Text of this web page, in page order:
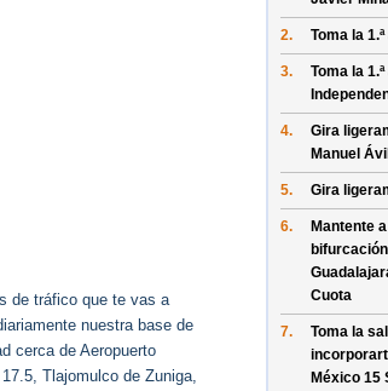
de tráfico que te vas a
nuestra base de
cerca de Aeropuerto
Tlajomulco de Zuniga,
2. Toma la
3.
Toma la
4.
Gira
Manuel
5. Gira
6.
Mantente
Cuota
7.
Toma la
México 15